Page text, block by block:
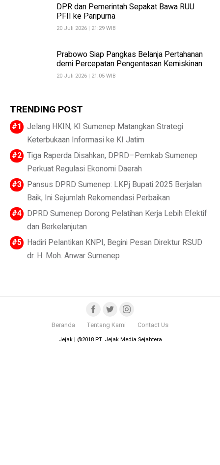
DPR dan Pemerintah Sepakat Bawa RUU
PFII ke Paripurna
20 Juli 2026 | 21:29 WIB
Prabowo Siap Pangkas Belanja Pertahanan
demi Percepatan Pengentasan Kemiskinan
20 Juli 2026 | 21:05 WIB
TRENDING POST
Jelang HKIN, KI Sumenep Matangkan Strategi
Keterbukaan Informasi ke KI Jatim
Tiga Raperda Disahkan, DPRD–Pemkab Sumenep
Perkuat Regulasi Ekonomi Daerah
Pansus DPRD Sumenep: LKPj Bupati 2025 Berjalan
Baik, Ini Sejumlah Rekomendasi Perbaikan
DPRD Sumenep Dorong Pelatihan Kerja Lebih Efektif
dan Berkelanjutan
Hadiri Pelantikan KNPI, Begini Pesan Direktur RSUD
dr. H. Moh. Anwar Sumenep
Beranda Tentang Kami Contact Us
Jejak | @2018 PT. Jejak Media Sejahtera